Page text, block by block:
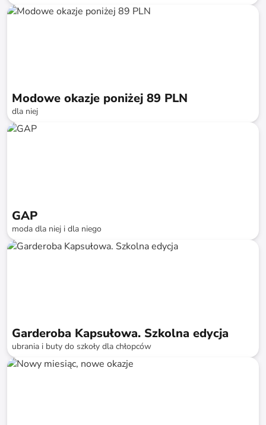
do-74%* Szybka dostawa SALE
Modowe okazje poniżej 89 PLN
dla niej
do-
GAP
moda dla niej i dla niego
do-75%*
Garderoba Kapsułowa. Szkolna edycja
ubrania i buty do szkoły dla chłopców
do-74%*